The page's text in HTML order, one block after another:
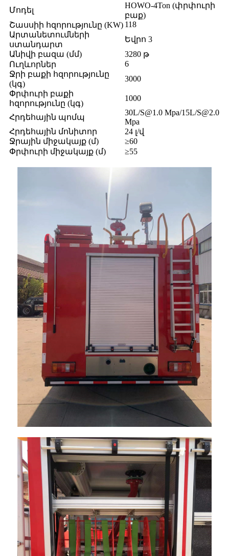
Մոդել
HOWO-4Ton (փրփուրի
բաք)
Շասսիի հզորությունը (KW) 118
Արտանետումների
ստանդարտ
Եվրո 3
Անիվի բազա (մմ)
3280 թ
Ուղևորներ
6
Ջրի բաքի հզորությունը
(կգ)
3000
Փրփուրի բաքի
հզորությունը (կգ)
1000
Հրդեհային պոմպ
30L/S@1.0 Mpa/15L/S@2.0
Mpa
Հրդեհային մոնիտոր
24 լ/վ
Ջրային միջակայք (մ)
≥60
Փրփուրի միջակայք (մ)
≥55